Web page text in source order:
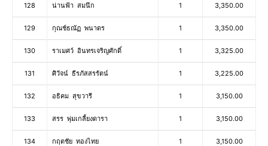
128 น่านฟ้า​ สมนึก 1 3,350.00
129 กุณช์ธณัฏ พนาดร 1 3,350.00
130 ราเมศว์ อินทรเจริญศักดิ์ 1 3,325.00
131 ศิวัจน์ ธีรภัสสรรัตน์ 1 3,225.00
132 อธิคม สุขวารี 1 3,150.00
133 สรร พุ่มเกลี้ยงดารา 1 3,150.00
134 กฤตชัย ทองไทย 1 3,150.00